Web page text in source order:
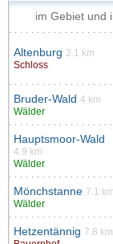
im Gebiet und
Altenburg 2.1 km
Schloss
Bruder-Wald 4 km
Wälder
Hauptsmoor-Wald
4.9 km
Wälder
Mönchstanne 7.1 km
Wälder
Hetzentännig 7.8 km